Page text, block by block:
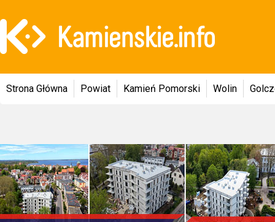
Strona Główna Powiat Kamień Pomorski Wolin